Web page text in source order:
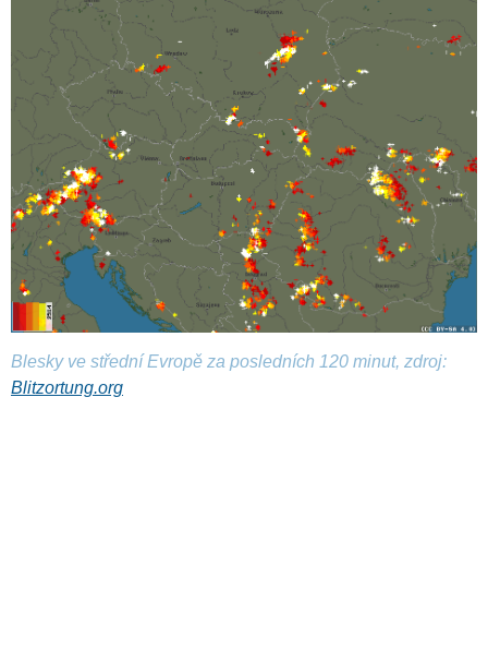
Blesky ve střední Evropě za posledních 120 minut, zdroj:
Blitzortung.org